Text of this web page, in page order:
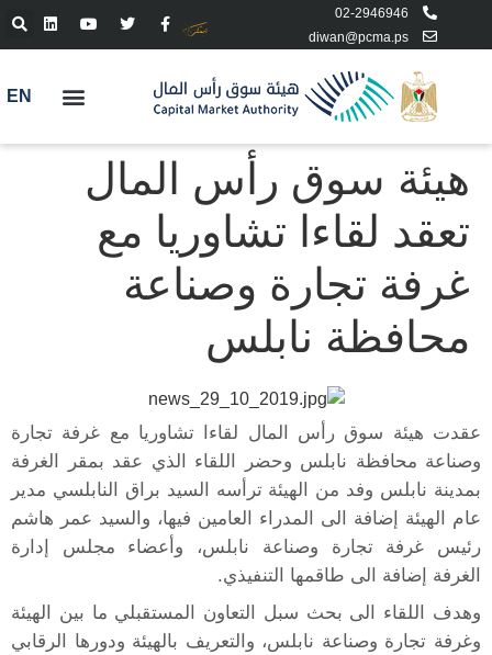
02-2946946
diwan@pcma.ps
EN
هيئة سوق رأس المال
تعقد لقاءا تشاوريا مع
غرفة تجارة وصناعة
محافظة نابلس
عقدت هيئة سوق رأس المال لقاءا تشاوريا مع غرفة تجارة
وصناعة محافظة نابلس وحضر اللقاء الذي عقد بمقر الغرفة
بمدينة نابلس وفد من الهيئة ترأسه السيد براق النابلسي مدير
عام الهيئة إضافة الى المدراء العامين فيها، والسيد عمر هاشم
رئيس غرفة تجارة وصناعة نابلس، وأعضاء مجلس إدارة
الغرفة إضافة الى طاقمها التنفيذي.
وهدف اللقاء الى بحث سبل التعاون المستقبلي ما بين الهيئة
وغرفة تجارة وصناعة نابلس، والتعريف بالهيئة ودورها الرقابي